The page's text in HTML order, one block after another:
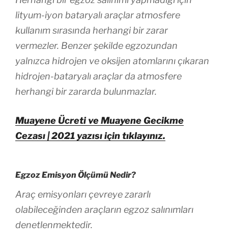
lityum-iyon bataryalı araçlar atmosfere
kullanım sırasında herhangi bir zarar
vermezler. Benzer şekilde egzozundan
yalnızca hidrojen ve oksijen atomlarını çıkaran
hidrojen-bataryalı araçlar da atmosfere
herhangi bir zararda bulunmazlar.
Muayene Ücreti ve Muayene Gecikme
Cezası | 2021 yazısı için tıklayınız.
Egzoz Emisyon Ölçümü Nedir?
Araç emisyonları çevreye zararlı
olabileceğinden araçların egzoz salınımları
denetlenmektedir.